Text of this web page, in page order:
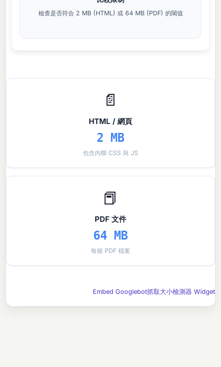
檢查是否符合 2 MB (HTML) 或 64 MB (PDF) 的閾值
📄
HTML / 網頁
2 MB
包含內聯 CSS 與 JS
📕
PDF 文件
64 MB
每個 PDF 檔案
Embed Googlebot抓取大小檢測器 Widget